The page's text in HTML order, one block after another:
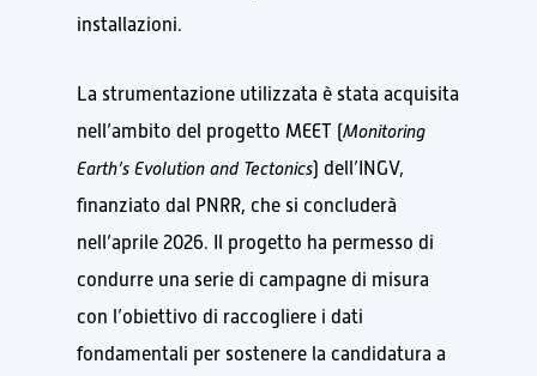
installazioni.
La strumentazione utilizzata è stata acquisita
nell’ambito del progetto MEET (Monitoring
Earth’s Evolution and Tectonics) dell’INGV,
finanziato dal PNRR, che si concluderà
nell’aprile 2026. Il progetto ha permesso di
condurre una serie di campagne di misura
con l’obiettivo di raccogliere i dati
fondamentali per sostenere la candidatura a